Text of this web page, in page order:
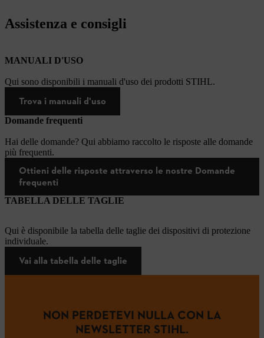
Assistenza e consigli
MANUALI D'USO
Qui sono disponibili i manuali d'uso dei prodotti STIHL.
Trova i manuali d'uso
Domande frequenti
Hai delle domande? Qui abbiamo raccolto le risposte alle domande
più frequenti.
Ottieni delle risposte attraverso le nostre Domande
frequenti
TABELLA DELLE TAGLIE
Qui è disponibile la tabella delle taglie dei dispositivi di protezione
individuale.
Vai alla tabella delle taglie
NON PERDETEVI NULLA CON LA
NEWSLETTER STIHL.